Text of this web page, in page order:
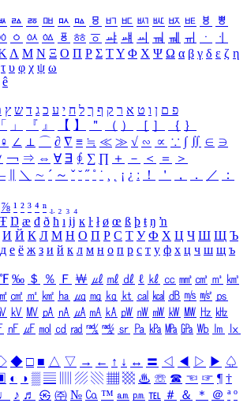
ㅬ ㅭ ㅮ ㅯ ㅰ ㅱ ㅲ ㅳ ㅴ ㅵ ㅶ ㅷ ㅸ
ㅹ
ㆁ ㆂ ㆃ ㆄ ㆅ ㆆ ㆇ ㆈ ㆉ ㆊ ㆋ ㆌ ㆍ
ㆎ
Λ Μ Ν Ξ Ο Π Ρ Σ ΤΥ Φ Χ Ψ Ω α β γ δ ε ζ η
τ υ φ χ ψ ω
ê
פ ם ן ו ט א ר ק ף ך ל ח י ע כ ג ד ש ץ
「 」 『 』 【 】 ＂ （ ） ［ ］ ｛ ｝
♀ ∠ ⊥ ⌒ ∂ ∇ ≡ ≒ ≪ ≫ √ ∽ ∝ ∵ ∫ ∬ ∈ ∋
￢ ⇒ ⇔ ∀ ∃ ∮ ∑ ∏ ＋ － ＜ ＝
＞
＼ ∼ ´ ～ ˇ ˘ ˝ ˚ ˙ ¸ ¡ ¿ ː ！ ＇ ， ． ／
：
⅞ ¹ ² ³ ⁴ ⁿ ₁ ₂ ₃ ₄
Ŧ Ŋ æ đ ð ħ ı ĳ ĸ ŀ ł ø œ ß þ ŧ ŋ ŉ
И Й К Л М Н О П Р С Т У Ф Х Ц Ч Ш Щ Ъ
д е ё ж з и й к л м н о п р с т у ф х ц ч ш щ ъ
℉ ‰ ＄ ％ Ｆ ￦ ㎕ ㎖ ㎗ ℓ ㎘ ㏄ ㎣ ㎤ ㎥ ㎦
㎠ ㎡ ㎢ ㏊ ㎍ ㎎ ㎏ ㏏ ㎈ ㎉ ㏈ ㎧ ㎨ ㎰
㎸ ㎹ ㎀ ㎁ ㎂ ㎃ ㎄ ㎺ ㎻ ㎽ ㎾ ㎿ ㎐ ㎑
㎋ ㎌ ㏖ ㏅ ㎭ ㎮ ㎯ ㏛ ㎩ ㎪ ㎫ ㎬ ㏝ ㏐
㏓
◆ □ ■ △ ▽ → ← ↑ ↓ ↔ 〓 ◁ ◀ ▷ ▶ ♤
◐ ◑ ▒ ▤ ▨ ▧ ▦ ▩ ♨ ☏ ☎ ☜ ☞ ¶ †
♪ ♬ ㉿ ㈜ № ㏇ ™ ㏂ ㏘ ℡ ＃ ＆ ＊ ＠ ª º